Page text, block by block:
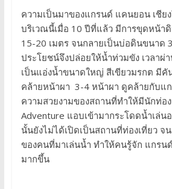
ความเป็นมาของแกรนด์ แคนยอน เชีย
บริเวณนี้เมื่อ 10 ปีที่แล้ว มีการขุดหน้า
15-20 เมตร จนกลายเป็นบ่อดินขนาด
ประโยชน์จึงปล่อยให้น้ำท่วมขัง เวลาผ่
เป็นแอ่งน้ำขนาดใหญ่ สีเขียวมรกต มีคั
คล้ายหน้าผา 3-4 หน้าผา ดูคล้ายกับแ
ความสวยงามของสถานที่ทำให้มีนักท่อ
Adventure แอบเข้ามากระโดดน้ำเล่น
นั้นยังไม่ได้เปิดเป็นสถานที่ท่องเที่ยว จ
ของคนที่มาเล่นน้ำ ทำให้คนรู้จัก แกรน
มากขึ้น